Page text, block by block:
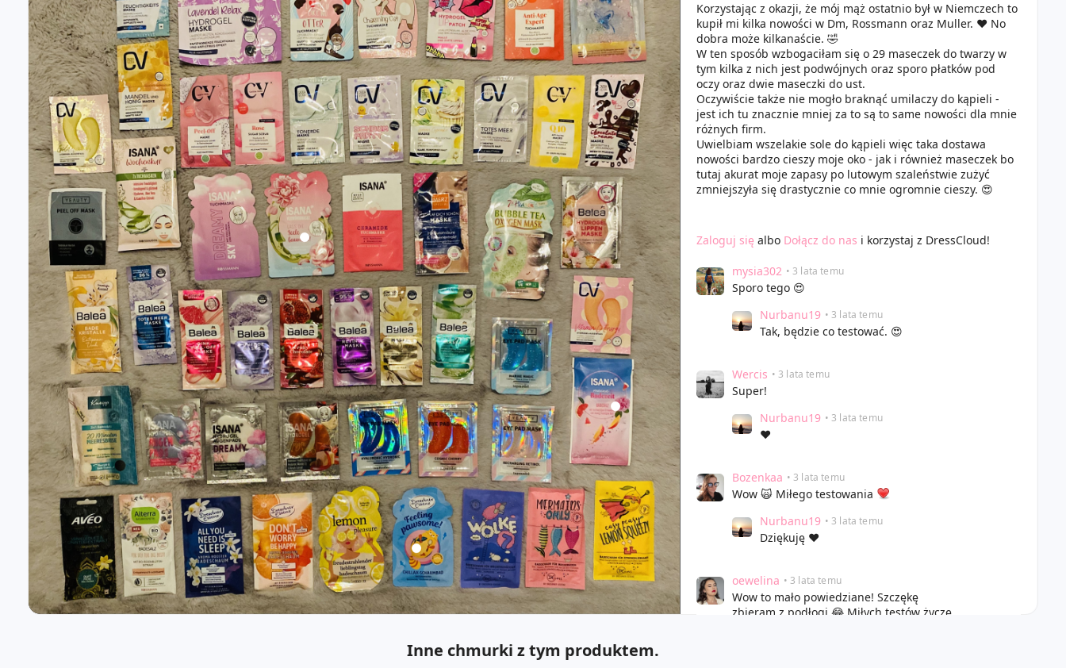
Korzystając z okazji, że mój mąż ostatnio był w Niemczech to
kupił mi kilka nowości w Dm, Rossmann oraz Muller. ❤️ No
dobra może kilkanaście. 🤣
W ten sposób wzbogaciłam się o 29 maseczek do twarzy w
tym kilka z nich jest podwójnych oraz sporo płatków pod
oczy oraz dwie maseczki do ust.
Oczywiście także nie mogło braknąć umilaczy do kąpieli -
jest ich tu znacznie mniej za to są to same nowości dla mnie
różnych firm.
Uwielbiam wszelakie sole do kąpieli więc taka dostawa
nowości bardzo cieszy moje oko - jak i również maseczek bo
tutaj akurat moje zapasy po lutowym szaleństwie zużyć
zmniejszyła się drastycznie co mnie ogromnie cieszy. 😍
Zaloguj się albo Dołącz do nas i korzystaj z DressCloud!
mysia302 • 3 lata temu
Sporo tego 😍
Nurbanu19 • 3 lata temu
Tak, będzie co testować. 😍
Wercis • 3 lata temu
Super!
Nurbanu19 • 3 lata temu
❤️
Bozenkaa • 3 lata temu
Wow 🙀 Miłego testowania
Nurbanu19 • 3 lata temu
Dziękuję ❤️
oewelina • 3 lata temu
Wow to mało powiedziane! Szczękę
zbieram z podłogi 😂 Miłych testów życzę
Inne chmurki z tym produktem.